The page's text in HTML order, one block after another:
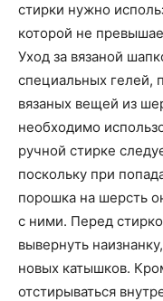
стирки нужно
которой не
Уход за вязаной
специальных гелей,
вязаных вещей из
необходимо
ручной стирке
поскольку при
порошка на шерсть
с ними. Перед
вывернуть
новых катышков.
отстирываться